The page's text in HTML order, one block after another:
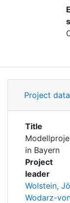
People
My FIS
Project data
Title
in Bayern
Project
leader
Wolstein,
Wodarz-